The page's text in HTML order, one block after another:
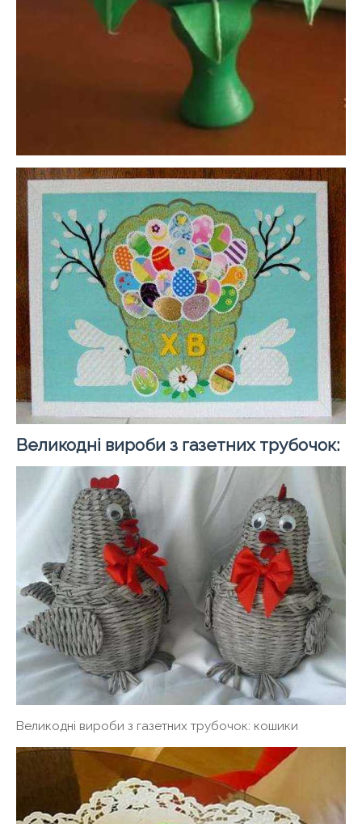
Великодні вироби з газетних трубочок:
Великодні вироби з газетних трубочок: кошики